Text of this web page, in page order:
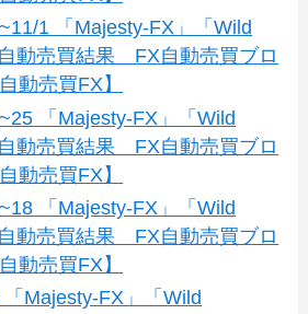
1 「Majesty-FX」「Wild
動売買結果 FX自動売買ブロ
動売買FX】
「Majesty-FX」「Wild
動売買結果 FX自動売買ブロ
動売買FX】
「Majesty-FX」「Wild
動売買結果 FX自動売買ブロ
動売買FX】
Majesty-FX」「Wild